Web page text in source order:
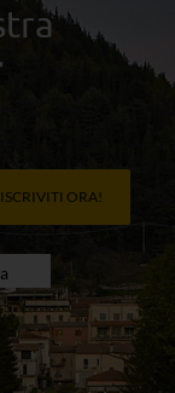
ISCRIVITI ORA!